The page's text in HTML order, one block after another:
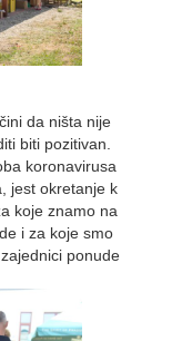
da ništa nije
biti pozitivan.
koronavirusa
jest okretanje k
koje znamo na
i za koje smo
ponude